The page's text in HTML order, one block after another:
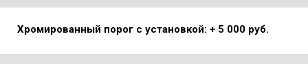
Хромированный порог с установкой: + 5 000 руб.